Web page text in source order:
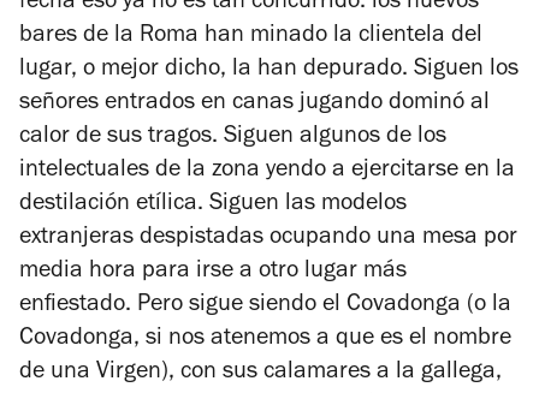
bares de la Roma han minado la clientela del
lugar, o mejor dicho, la han depurado. Siguen los
señores entrados en canas jugando dominó al
calor de sus tragos. Siguen algunos de los
intelectuales de la zona yendo a ejercitarse en la
destilación etílica. Siguen las modelos
extranjeras despistadas ocupando una mesa por
media hora para irse a otro lugar más
enfiestado. Pero sigue siendo el Covadonga (o la
Covadonga, si nos atenemos a que es el nombre
de una Virgen), con sus calamares a la gallega,